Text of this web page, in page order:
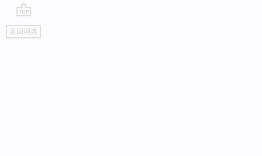
go
top
返回词典